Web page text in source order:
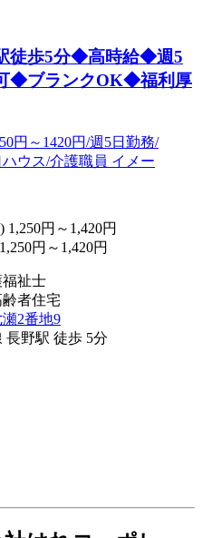
徒歩5分◆高時給◆週5
◆ブランクOK◆福利厚
1,250円～1,420円
円～1,420円
祉士
者住宅
2番地9
長野駅 徒歩 5分